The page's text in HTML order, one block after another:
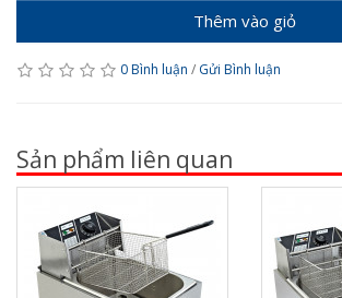
Thêm vào giỏ
0 Bình luận / Gửi Bình luận
Sản phẩm liên quan